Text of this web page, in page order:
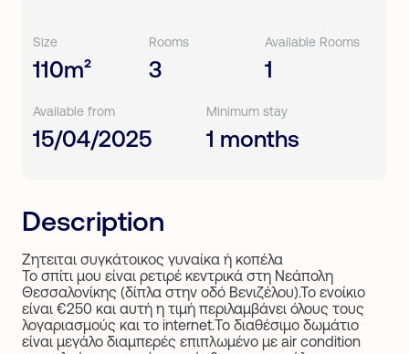
Description
Ζητειται συγκάτοικος γυναίκα ή κοπέλα
Το σπίτι μου είναι ρετιρέ κεντρικά στη Νεάπολη
Θεσσαλονίκης (δίπλα στην οδό Βενιζέλου).Το ενοίκιο
είναι €250 και αυτή η τιμή περιλαμβάνει όλους τους
λογαριασμούς και το internet.Το διαθέσιμο δωμάτιο
είναι μεγάλο διαμπερές επιπλωμένο με air condition
Size
110m²
Rooms
3
Available Rooms
1
Available from
15/04/2025
Minimum stay
1 months